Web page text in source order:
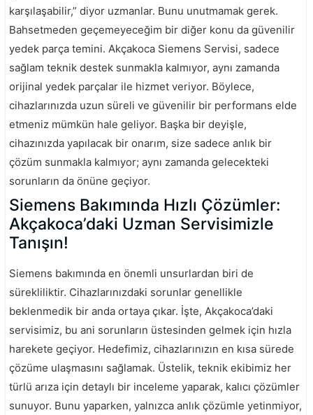
karşılaşabilir,” diyor uzmanlar. Bunu unutmamak gerek.
Bahsetmeden geçemeyeceğim bir diğer konu da güvenilir
yedek parça temini. Akçakoca Siemens Servisi, sadece
sağlam teknik destek sunmakla kalmıyor, aynı zamanda
orijinal yedek parçalar ile hizmet veriyor. Böylece,
cihazlarınızda uzun süreli ve güvenilir bir performans elde
etmeniz mümkün hale geliyor. Başka bir deyişle,
cihazınızda yapılacak bir onarım, size sadece anlık bir
çözüm sunmakla kalmıyor; aynı zamanda gelecekteki
sorunların da önüne geçiyor.
Siemens Bakımında Hızlı Çözümler:
Akçakoca’daki Uzman Servisimizle
Tanışın!
Siemens bakımında en önemli unsurlardan biri de
sürekliliktir. Cihazlarınızdaki sorunlar genellikle
beklenmedik bir anda ortaya çıkar. İşte, Akçakoca’daki
servisimiz, bu ani sorunların üstesinden gelmek için hızla
harekete geçiyor. Hedefimiz, cihazlarınızın en kısa sürede
çözüme ulaşmasını sağlamak. Üstelik, teknik ekibimiz her
türlü arıza için detaylı bir inceleme yaparak, kalıcı çözümler
sunuyor. Bunu yaparken, yalnızca anlık çözümle yetinmiyor,